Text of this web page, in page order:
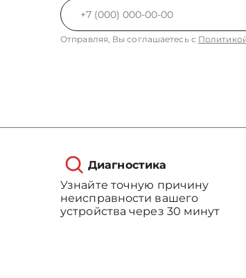
Отправляя, Вы соглашаетесь с
Диагностика
Узнайте точную причину
неисправности вашего
устройства через 30 минут